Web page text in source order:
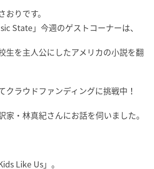
りです。
State」今週のゲストコーナーは、
生を主人公にしたアメリカの小説を翻
クラウドファンディングに挑戦中！
家・林真紀さんにお話を伺いました。
Like Us」。